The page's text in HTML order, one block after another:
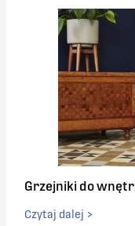
2541
2617
2694
2770
Grzejniki do
Czytaj dalej >